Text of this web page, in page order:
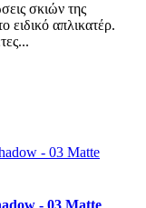
σκιών της
ειδικό απλικατέρ.
- 03 Matte